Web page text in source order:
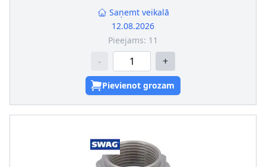
Saņemt veikalā
12.08.2026
Pieejams: 11
- +
Pievienot grozam